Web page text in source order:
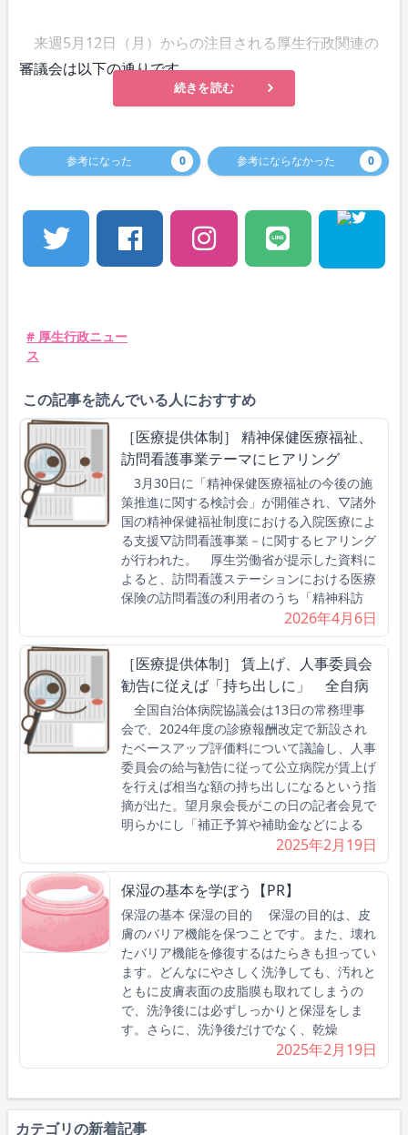
来週5月12日（月）からの注目される厚生行政関連の
審議会は以下の通りです。
続きを読む
参考になった 0 参考にならなかった 0
# 厚生行政ニュー
ス
この記事を読んでいる人におすすめ
［医療提供体制］ 精神保健医療福祉、
訪問看護事業テーマにヒアリング
3月30日に「精神保健医療福祉の今後の施
策推進に関する検討会」が開催され、▽諸外
国の精神保健福祉制度における入院医療によ
る支援▽訪問看護事業－に関するヒアリング
が行われた。 厚生労働省が提示した資料に
よると、訪問看護ステーションにおける医療
保険の訪問看護の利用者のうち「精神科訪
2026年4月6日
［医療提供体制］ 賃上げ、人事委員会
勧告に従えば「持ち出しに」 全自病
全国自治体病院協議会は13日の常務理事
会で、2024年度の診療報酬改定で新設され
たベースアップ評価料について議論し、人事
委員会の給与勧告に従って公立病院が賃上げ
を行えば相当な額の持ち出しになるという指
摘が出た。望月泉会長がこの日の記者会見で
明らかにし「補正予算や補助金などによる
2025年2月19日
保湿の基本を学ぼう【PR】
保湿の基本 保湿の目的 保湿の目的は、皮
膚のバリア機能を保つことです。また、壊れ
たバリア機能を修復するはたらきも担ってい
ます。どんなにやさしく洗浄しても、汚れと
ともに皮膚表面の皮脂膜も取れてしまうの
で、洗浄後には必ずしっかりと保湿をしま
す。さらに、洗浄後だけでなく、乾燥
2025年2月19日
カテゴリの新着記事